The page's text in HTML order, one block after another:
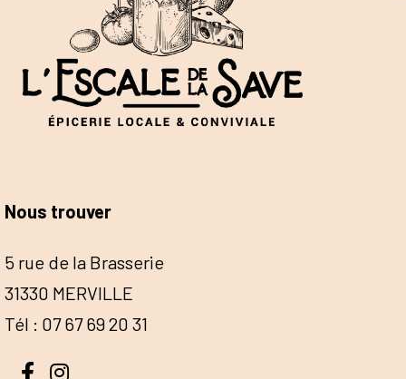
Nous trouver
5 rue de la Brasserie
31330 MERVILLE
Tél : 07 67 69 20 31